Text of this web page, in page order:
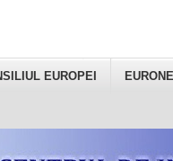
EUROPEI